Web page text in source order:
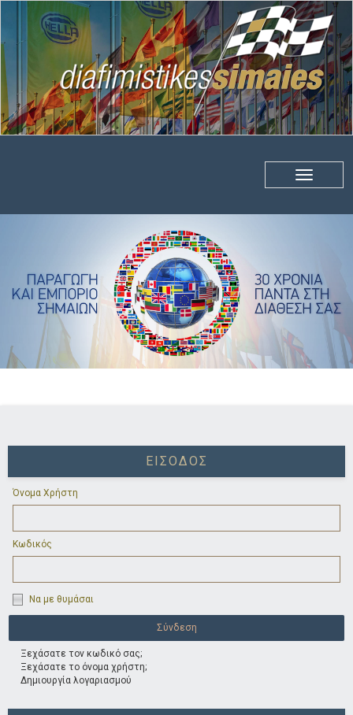
ΕΊΣΟΔΟΣ
Όνομα Χρήστη
Κωδικός
Να με θυμάσαι
Ξεχάσατε τον κωδικό σας;
Ξεχάσατε το όνομα χρήστη;
Δημιουργία λογαριασμού